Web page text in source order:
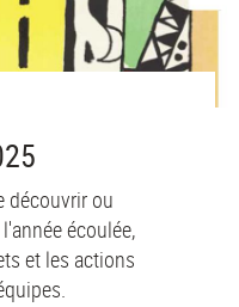
découvrir ou
écoulée,
et les actions